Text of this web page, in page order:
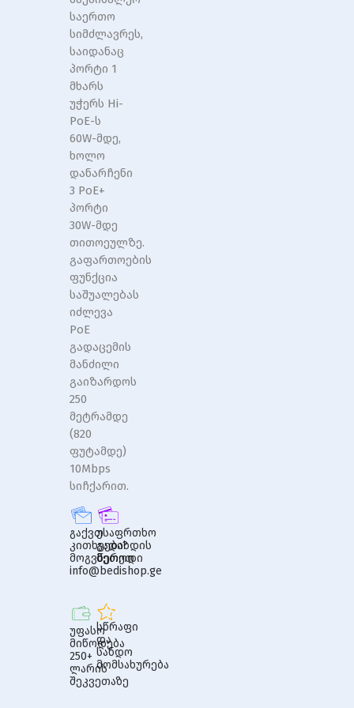
საერთო
სიმძლავრეს,
საიდანაც
პორტი 1
მხარს
უჭერს Hi-
PoE-ს
60W-მდე,
ხოლო
დანარჩენი
3 PoE+
პორტი
30W-მდე
თითოეულზე.
გაფართოების
ფუნქცია
საშუალებას
იძლევა
PoE
გადაცემის
მანძილი
გაიზარდოს
250
მეტრამდე
(820
ფუტამდე)
10Mbps
სიჩქარით.
გაქვთ
კითხვები?
მოგვწერეთ
info@bedishop.ge
უსაფრთხო
გადახდის
მეთოდი
უფასო
მიწოდება
250+
ლარის
შეკვეთაზე
სწრაფი
და
სანდო
მომსახურება